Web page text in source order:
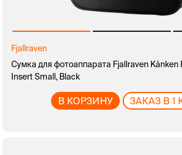
Fjallraven
Сумка для фотоаппарата Fjallraven Kånken
Insert Small, Black
В КОРЗИНУ ЗАКАЗ В 1